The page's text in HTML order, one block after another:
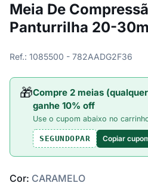
Meia De
Panturrilha 20-
Ref.: 1085500 - 782AADG2F36
🎁Compre 2 meias
ganhe 10% off
Use o cupom abaixo no
SEGUNDOPAR Copiar
Cor: CARAMELO